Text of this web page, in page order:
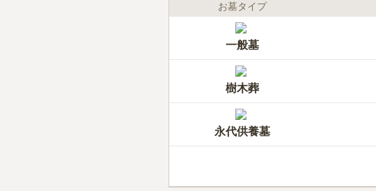
お墓タイプ
一般墓
樹木葬
永代供養墓